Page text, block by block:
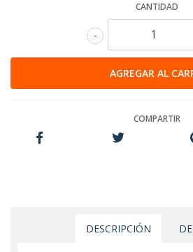
CANTIDAD
-
COMPARTIR
DESCRIPCIÓN